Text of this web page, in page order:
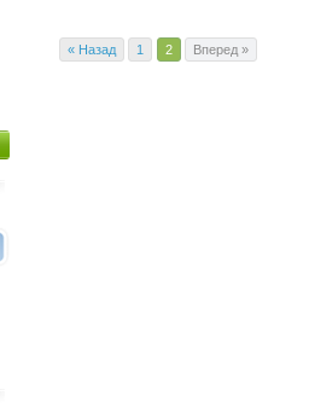
« Назад 1 2 Вперед »